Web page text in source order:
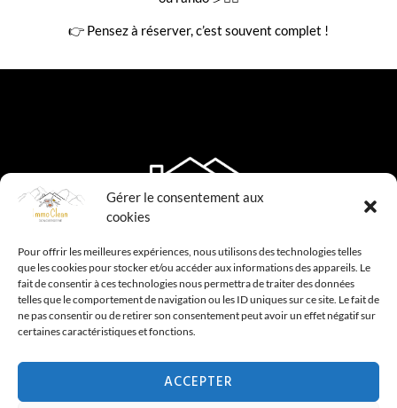
Gérer le consentement aux
cookies
Pour offrir les meilleures expériences, nous utilisons des technologies telles
que les cookies pour stocker et/ou accéder aux informations des appareils. Le
fait de consentir à ces technologies nous permettra de traiter des données
telles que le comportement de navigation ou les ID uniques sur ce site. Le fait de
ne pas consentir ou de retirer son consentement peut avoir un effet négatif sur
certaines caractéristiques et fonctions.
ACCEPTER
👉 Pensez à réserver, c’est souvent complet !
Menu